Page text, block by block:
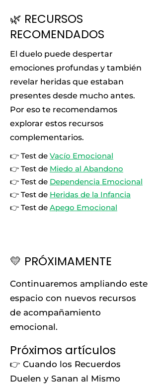
🌿 RECURSOS
RECOMENDADOS
El duelo puede despertar
emociones profundas y también
revelar heridas que estaban
presentes desde mucho antes.
Por eso te recomendamos
explorar estos recursos
complementarios.
👉 Test de Vacío Emocional
👉 Test de Miedo al Abandono
👉 Test de Dependencia Emocional
👉 Test de Heridas de la Infancia
👉 Test de Apego Emocional
💛 PRÓXIMAMENTE
Continuaremos ampliando este
espacio con nuevos recursos
de acompañamiento
emocional.
Próximos artículos
👉 Cuando los Recuerdos
Duelen y Sanan al Mismo